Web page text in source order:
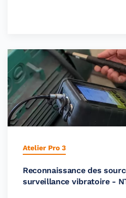
Atelier Pro 3
Reconnaissance des
surveillance vibratoire -